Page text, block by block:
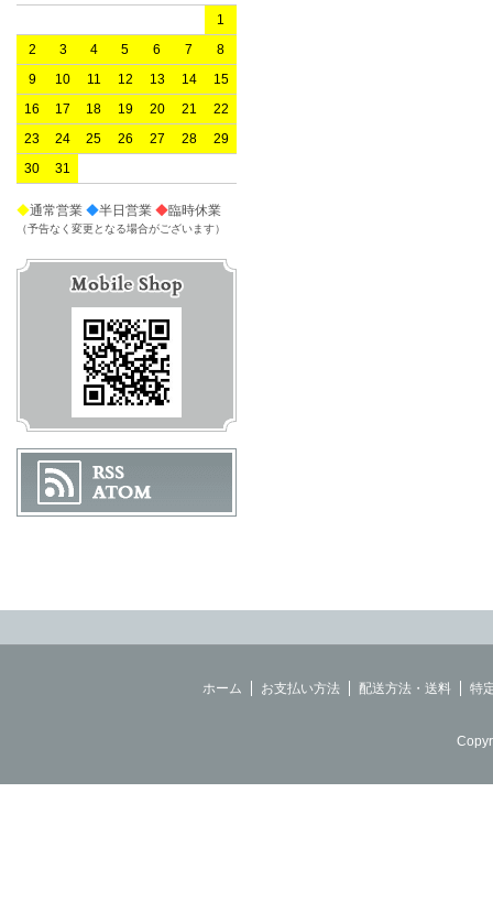
1
2
3 4 5 6 7
8
9
10 11 12 13 14
15
16
17 18 19 20 21
22
23
24 25 26 27 28
29
30
31
◆通常営業 ◆半日営業 ◆臨時休業
（予告なく変更となる場合がございます）
ホーム お支払い方法 配送方法・送料 特